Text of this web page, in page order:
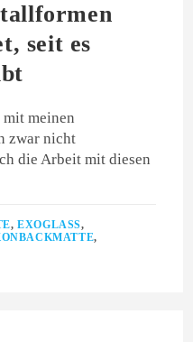
seit es
meinen
zwar nicht
die Arbeit mit diesen
,EXOGLASS,
,